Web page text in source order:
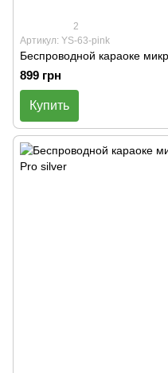
2
Артикул: YS-63-pink
Беспроводной караоке
899 грн
Купить